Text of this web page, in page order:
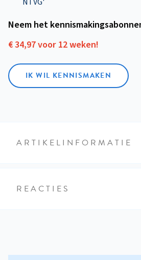
Neem het
€ 34,97 voor 12 weken!
IK WIL KENNISMAKEN
ARTIKELINFORMATIE
REACTIES